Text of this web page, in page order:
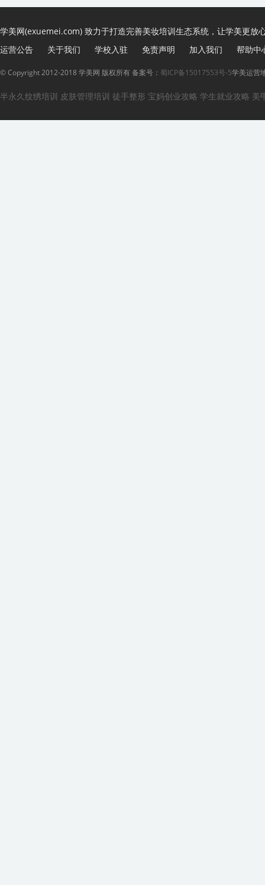
学美网(exuemei.com) 致力于打造完善美妆培训生态系统，让学美更放
运营公告
关于我们 学校入驻 免责声明 加入我们 帮助中
© Copyright 2012-2018 学美网 版权所有 备案号： 蜀ICP备15017553号-5学美运营
半永久纹绣培训 皮肤管理培训 徒手整形 宝妈创业攻略 学生就业攻略 美